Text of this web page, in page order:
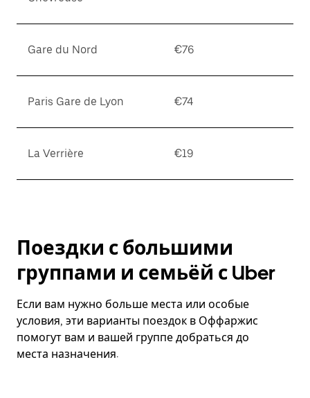
Gare du Nord €76
Paris Gare de Lyon €74
La Verrière €19
Поездки с большими
группами и семьёй с Uber
Если вам нужно больше места или особые
условия, эти варианты поездок в Оффаржис
помогут вам и вашей группе добраться до
места назначения.